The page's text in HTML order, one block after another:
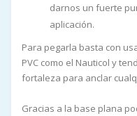
darnos un fuerte
aplicación.
Para pegarla basta con
PVC como el Nauticol y
fortaleza para anclar
Gracias a la base plana